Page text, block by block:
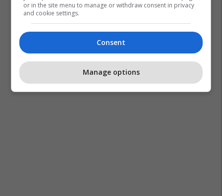
Oliver Tree
or in the site menu to manage or withdraw consent in privacy
and cookie settings.
Consent
Manage options